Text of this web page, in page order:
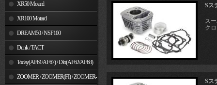
XR50 Motard
XR100 Motard
DREAM50 / NSF100
Dunk / TACT
Today(AF61/AF67) / Dio(AF62/AF68)
ZOOMER / ZOOMER(FI) / ZOOMER-
Sス
ス
ク
Sス